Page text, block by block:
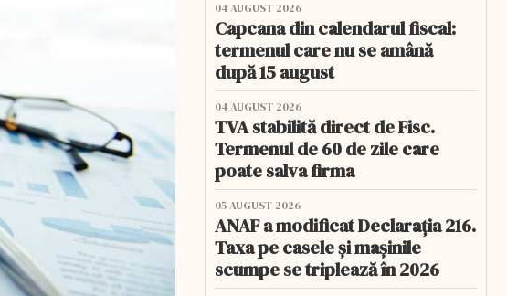
04 AUGUST 2026
Capcana din calendarul fiscal:
termenul care nu se amână
după 15 august
04 AUGUST 2026
TVA stabilită direct de Fisc.
Termenul de 60 de zile care
poate salva firma
05 AUGUST 2026
ANAF a modificat Declarația 216.
Taxa pe casele și mașinile
scumpe se triplează în 2026